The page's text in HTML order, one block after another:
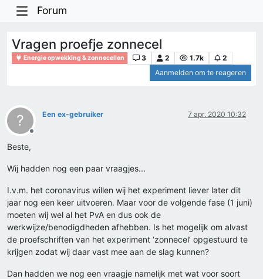
Forum
Vragen proefje zonnecel
Energie opwekking & zonnecellen 3 2 1.7k
2
Aanmelden om te reageren
?
Offline
Een ex-gebruiker 7 apr. 2020 10:32
Beste,
Wij hadden nog een paar vraagjes...
I.v.m. het coronavirus willen wij het experiment liever later dit
jaar nog een keer uitvoeren. Maar voor de volgende fase (1 juni)
moeten wij wel al het PvA en dus ook de
werkwijze/benodigdheden afhebben. Is het mogelijk om alvast
de proefschriften van het experiment ‘zonnecel’ opgestuurd te
krijgen zodat wij daar vast mee aan de slag kunnen?
Dan hadden we nog een vraagje namelijk met wat voor soort